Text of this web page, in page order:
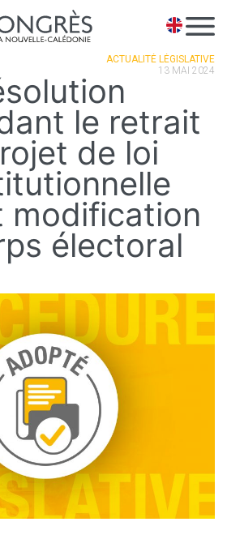
EN
ACTUALITÉ LÉGISLATIVE
13 MAI 2024
le retrait
de loi
modification
électoral